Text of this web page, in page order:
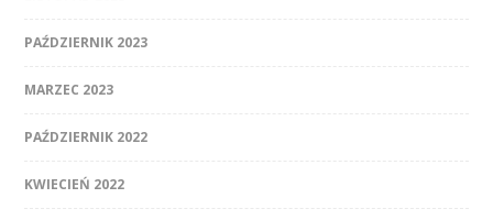
PAŹDZIERNIK 2023
MARZEC 2023
PAŹDZIERNIK 2022
KWIECIEŃ 2022